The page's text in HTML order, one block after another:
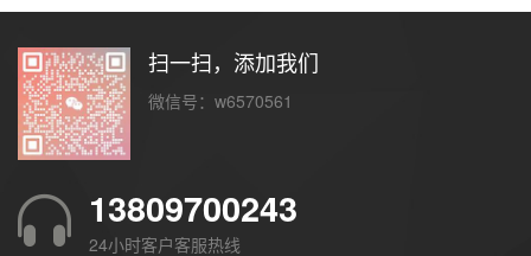
扫一扫，添加我们
微信号：w6570561
13809700243
24小时客户客服热线